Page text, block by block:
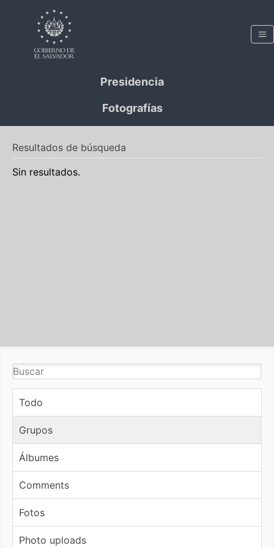
Presidencia
Fotografías
Resultados de búsqueda
Sin resultados.
Todo
Grupos
Álbumes
Comments
Fotos
Photo uploads